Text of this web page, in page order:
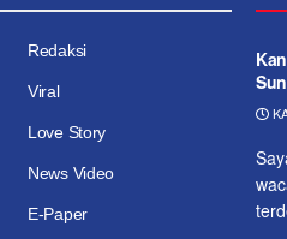
Redaksi
Viral
Love Story
News Video
E-Paper